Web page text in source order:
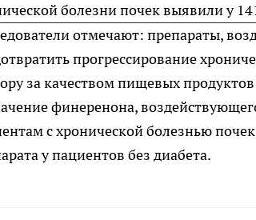
болезни почек выявили у
отмечают: препараты,
прогрессирование
за качеством пищевых
финеренона,
с хронической болезнью
у пациентов без диабета.